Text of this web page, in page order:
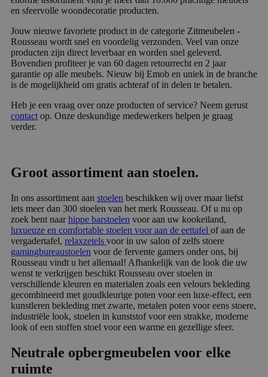
en sfeervolle woondecoratie producten.
Jouw nieuwe favoriete product in de categorie Zitmeubelen -
Rousseau wordt snel en voordelig verzonden. Veel van onze
producten zijn direct leverbaar en worden snel geleverd.
Bovendien profiteer je van 60 dagen retourrecht en 2 jaar
garantie op alle meubels. Nieuw bij Emob en uniek in de branche
is de mogelijkheid om gratis achteraf of in delen te betalen.
Heb je een vraag over onze producten of service? Neem gerust
contact op. Onze deskundige medewerkers helpen je graag
verder.
Groot assortiment aan stoelen.
In ons assortiment aan stoelen beschikken wij over maar liefst
iets meer dan 300 stoelen van het merk Rousseau. Of u nu op
zoek bent naarhippe barstoelen voor aan uw kookeiland,
luxueuze en comfortable stoelen voor aan de eettafel of aan de
vergadertafel, relaxzetels voor in uw salon of zelfs stoere
gamingbureaustoelen voor de fervente gamers onder ons, bij
Rousseau vindt u het allemaal! Afhankelijk van de look die uw
wenst te verkrijgen beschikt Rousseau over stoelen in
verschillende kleuren en materialen zoals een velours bekleding
gecombineerd met goudkleurige poten voor een luxe-effect, een
kunstleren bekleding met zwarte, metalen poten voor eens stoere,
industriële look, stoelen in kunststof voor een strakke, moderne
look of een stoffen stoel voor een warme en gezellige sfeer.
Neutrale opbergmeubelen voor elke
ruimte